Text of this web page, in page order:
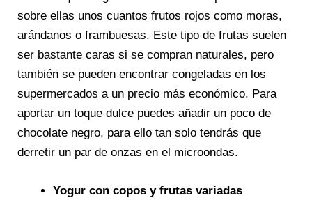
sobre ellas unos cuantos frutos rojos como moras,
arándanos o frambuesas. Este tipo de frutas suelen
ser bastante caras si se compran naturales, pero
también se pueden encontrar congeladas en los
supermercados a un precio más económico. Para
aportar un toque dulce puedes añadir un poco de
chocolate negro, para ello tan solo tendrás que
derretir un par de onzas en el microondas.
Yogur con copos y frutas variadas